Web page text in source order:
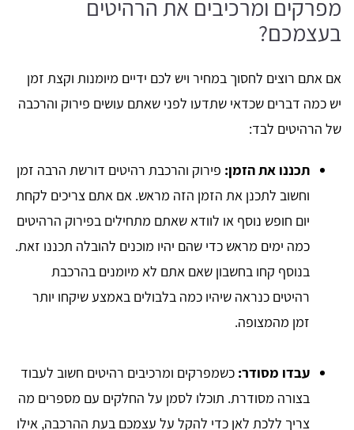
מפרקים ומרכיבים את הרהיטים
בעצמכם?
אם אתם רוצים לחסוך במחיר ויש לכם ידיים מיומנות וקצת זמן
יש כמה דברים שכדאי שתדעו לפני שאתם עושים פירוק והרכבה
של הרהיטים לבד:
תכננו את הזמן: פירוק והרכבת רהיטים דורשת הרבה זמן
וחשוב לתכנן את הזמן הזה מראש. אם אתם צריכים לקחת
יום חופש נוסף או לוודא שאתם מתחילים בפירוק הרהיטים
כמה ימים מראש כדי שהם יהיו מוכנים להובלה תכננו זאת.
בנוסף קחו בחשבון שאם אתם לא מיומנים בהרכבת
רהיטים כנראה שיהיו כמה בלבולים באמצע שיקחו יותר
זמן מהמצופה.
עבדו מסודר: כשמפרקים ומרכיבים רהיטים חשוב לעבוד
בצורה מסודרת. תוכלו לסמן על החלקים עם מספרים מה
צריך ללכת לאן כדי להקל על עצמכם בעת ההרכבה, אילו